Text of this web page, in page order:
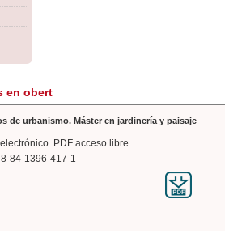
en obert
de urbanismo. Máster en jardinería y paisaje
PDF acceso libre
84-1396-417-1